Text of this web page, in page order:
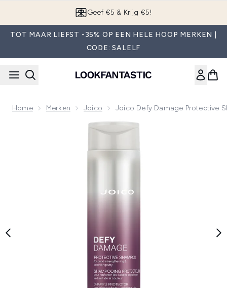
App downloaden
TOT MAAR LIEFST -35% OP EEN HELE HOOP MERKEN |
CODE: SALELF
Home Merken Joico Joico Defy Damage Protective
Now showing image 1 Joico Defy Damage Protective